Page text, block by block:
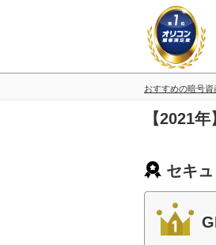
おすすめの暗号
【2021
セキ